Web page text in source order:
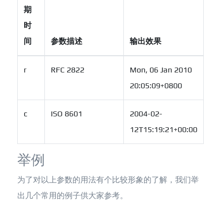
期
时
间
参数描述 输出效果
r RFC 2822
Mon, 06 Jan 2010
20:05:09+0800
c ISO 8601
2004-02-
12T15:19:21+00:00
举例
为了对以上参数的用法有个比较形象的了解，我们举
出几个常用的例子供大家参考。